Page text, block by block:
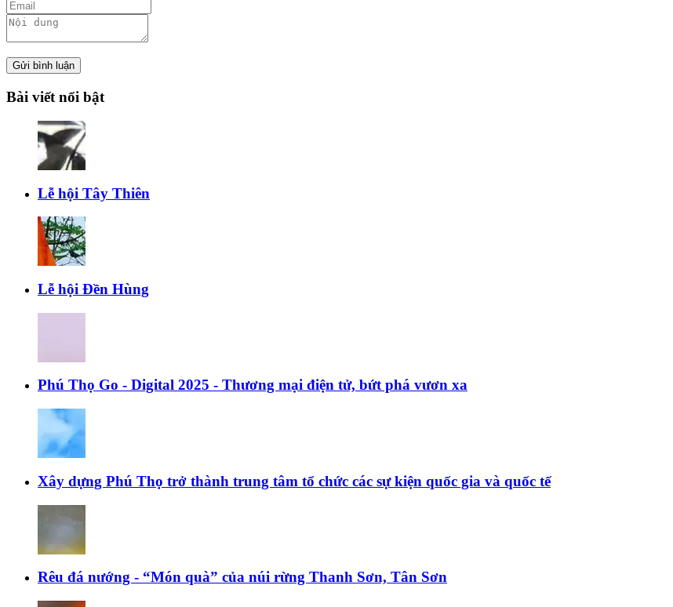
Gửi bình luận
Bài viết nổi bật
Lễ hội Tây Thiên
Lễ hội Đền Hùng
Phú Thọ Go - Digital 2025 - Thương mại điện tử, bứt phá vươn xa
Xây dựng Phú Thọ trở thành trung tâm tổ chức các sự kiện quốc gia và quốc tế
Rêu đá nướng - “Món quà” của núi rừng Thanh Sơn, Tân Sơn